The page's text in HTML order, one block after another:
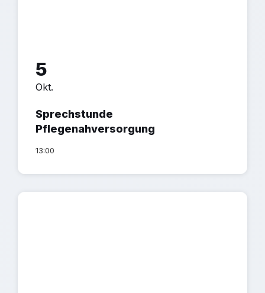
5
Okt.
Sprechstunde
Pflegenahversorgung
13:00